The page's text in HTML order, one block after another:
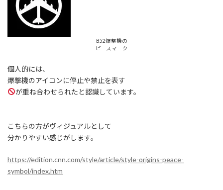
B52爆撃機の
ピースマーク
個人的には、
爆撃機のアイコンに停止や禁止を表す
が重ね合わせられたと認識しています。
こちらの方がヴィジュアルとして
分かりやすい感じがします。
https://edition.cnn.com/style/article/style-origins-peace-
symbol/index.htm